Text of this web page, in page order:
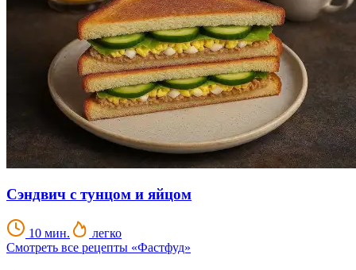
Сэндвич с тунцом и яйцом
10 мин.
легко
Смотреть все рецепты «Фастфуд»